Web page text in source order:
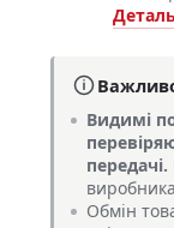
Видимі
передачі.
Обмін